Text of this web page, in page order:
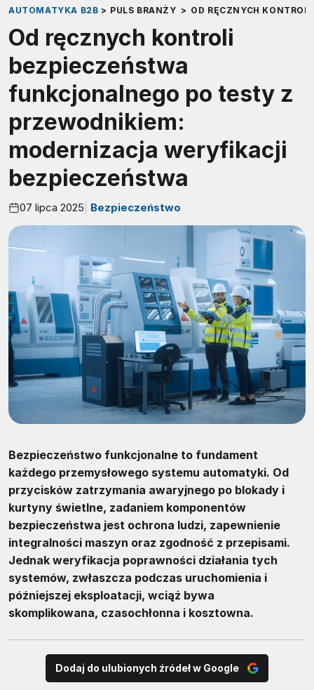
AUTOMATYKA B2B > PULS BRANŻY > OD RĘCZNYCH
Od ręcznych kontroli
bezpieczeństwa
funkcjonalnego po testy z
przewodnikiem:
modernizacja weryfikacji
bezpieczeństwa
07 lipca 2025 Bezpieczeństwo
Bezpieczeństwo funkcjonalne to fundament
każdego przemysłowego systemu automatyki. Od
przycisków zatrzymania awaryjnego po blokady i
kurtyny świetlne, zadaniem komponentów
bezpieczeństwa jest ochrona ludzi, zapewnienie
integralności maszyn oraz zgodność z przepisami.
Jednak weryfikacja poprawności działania tych
systemów, zwłaszcza podczas uruchomienia i
późniejszej eksploatacji, wciąż bywa
skomplikowana, czasochłonna i kosztowna.
Dodaj do ulubionych źródeł w Google